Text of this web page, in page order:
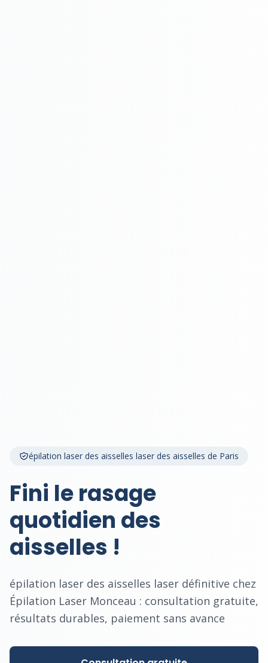
épilation laser des aisselles laser des aisselles de Paris
Fini le rasage
quotidien des
aisselles !
épilation laser des aisselles laser définitive chez
Épilation Laser Monceau : consultation gratuite,
résultats durables, paiement sans avance